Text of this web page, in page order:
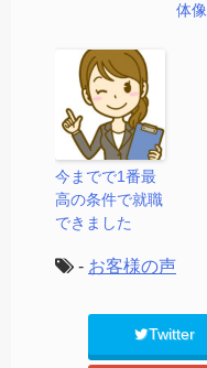
体像
今までで1番最
高の条件で就職
できました
- お客様の声
Twitter